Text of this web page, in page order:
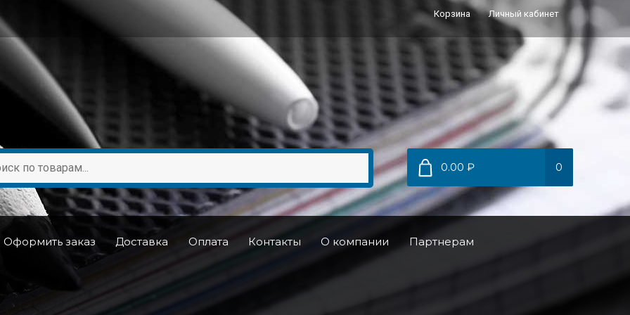
Корзина Личный кабинет
0.00 ₽ 0
Оформить заказ Доставка Оплата Контакты О компании Партнерам